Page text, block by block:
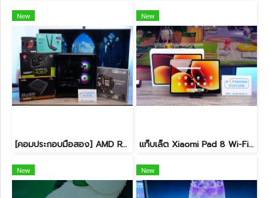
New
[คอมประกอบมือสอง] AMD Ryzen5-7500F / RTX-4060Ti(8GB) / 16B(8GBx2) DDR5 5600MHz / 1TB SSD M.2 / ASUS PRIME A620M-K / SUPER FLOWER ZILLION 650W 80 PLUS BRONZE สเปคสูง พร้อมใช้งานในราาสุดคุ้มเพียง 24,990.-
New
แท็บเล็ต Xiaomi Pad 8 Wi-Fi (8+128GB) Gray ขนาด 11.2นิ้ว เครื่องสวยอุปกรณ์ครบกล่อง รีเซ็ตคืนค่าให้พร้อมใช้งาน ราคาสุดคุ้มเพียง 8,990.- ประกันศูนย์ยาว1ปีกว่า
New New